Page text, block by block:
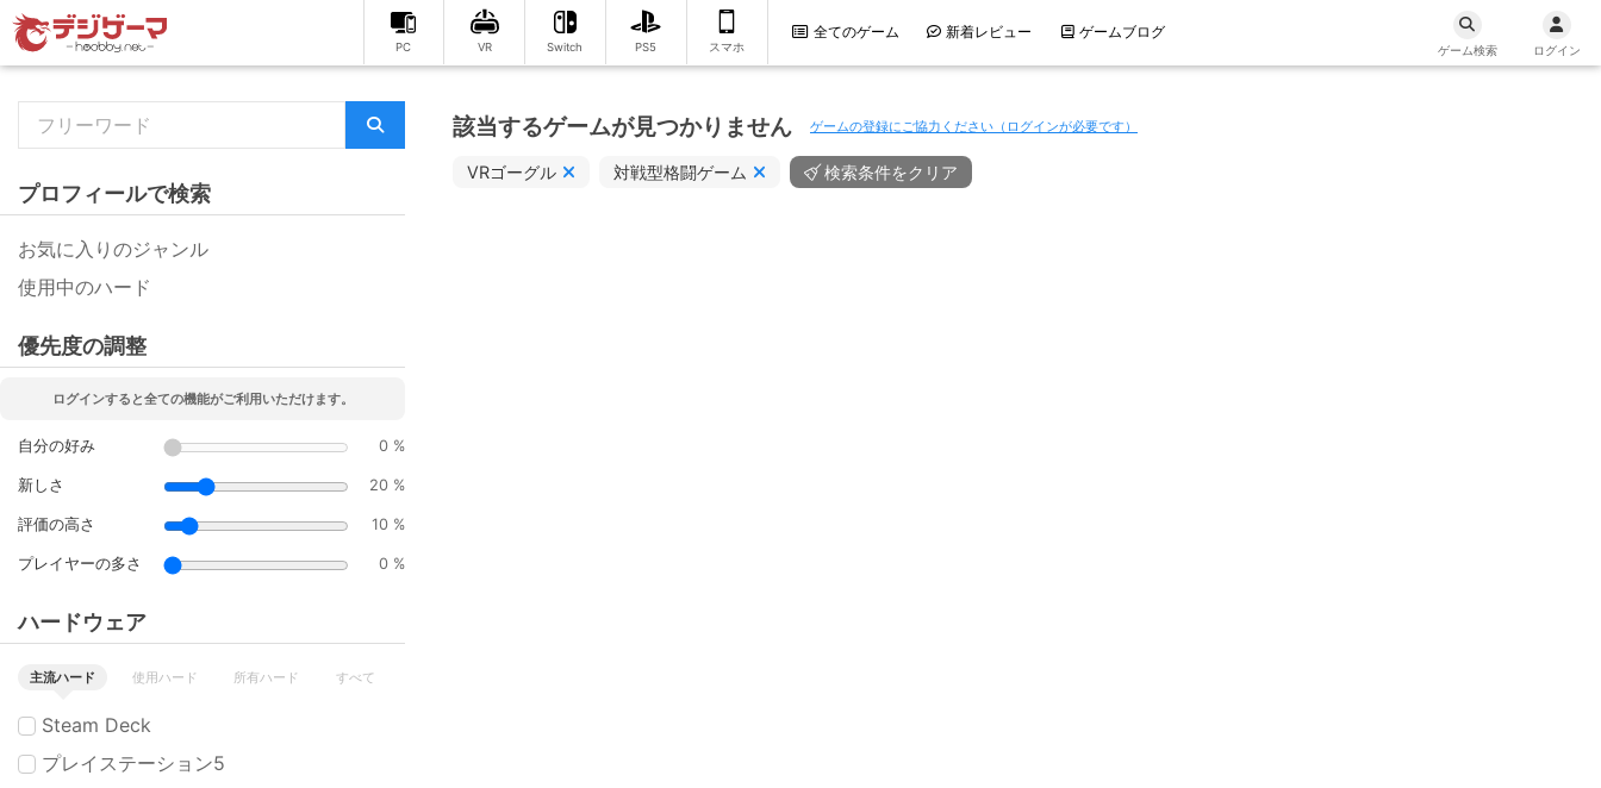
PC VR Switch PS5 スマホ
全てのゲーム 新着レビュー ゲームブログ
ゲーム検索 ログイン
該当するゲームが見つかりません ゲームの登録にご協力ください（ログインが必要です）
VRゴーグル 対戦型格闘ゲーム 検索条件をクリア
プロフィールで検索
お気に入りのジャンル
使用中のハード
優先度の調整
ログインすると全ての機能がご利用いただけます。
自分の好み 0 %
新しさ 20 %
評価の高さ 10 %
プレイヤーの多さ 0 %
ハードウェア
主流ハード 使用ハード 所有ハード すべて
Steam Deck
プレイステーション5